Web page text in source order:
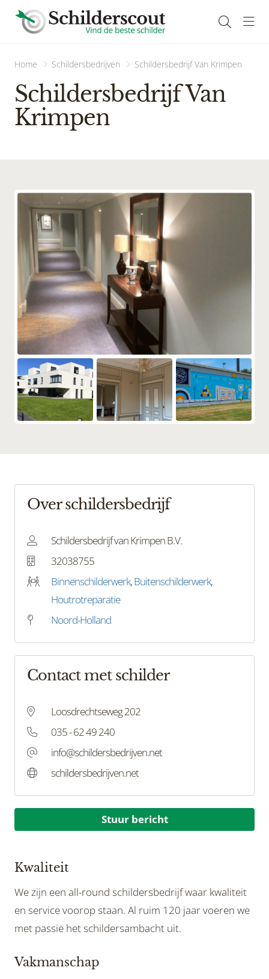
Home Schildersbedrijven Schildersbedrijf Van Krimpen
Schildersbedrijf Van
Krimpen
Over schildersbedrijf
Schildersbedrijf van Krimpen B.V.
32038755
Binnenschilderwerk,Buitenschilderwerk,
Houtrotreparatie
Noord-Holland
Contact met schilder
Loosdrechtseweg 202
035 - 62 49 240
info@schildersbedrijven.net
schildersbedrijven.net
Stuur bericht
Kwaliteit
We zijn een all-round schildersbedrijf waar kwaliteit
en service voorop staan. Al ruim 120 jaar voeren we
met passie het schildersambacht uit.
Vakmanschap